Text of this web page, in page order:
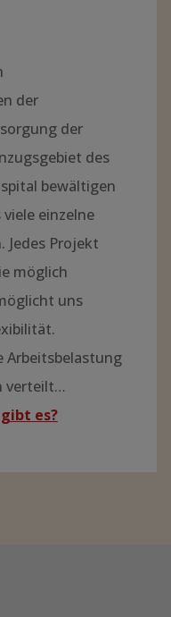
der
der
des
bewältigen
einzelne
Jedes Projekt
möglich
uns
Arbeitsbelastung
verteilt…
es?